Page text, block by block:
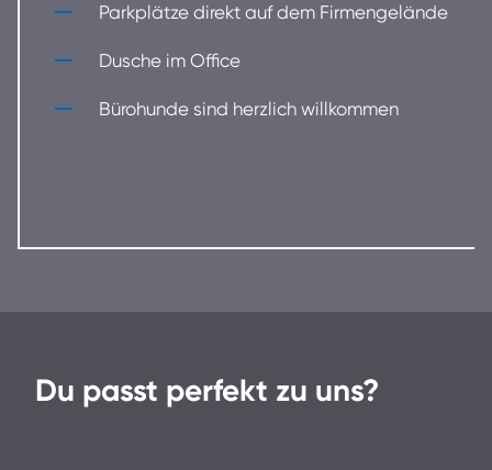
Parkplätze direkt auf dem Firmengelände
Dusche im Office
Bürohunde sind herzlich willkommen
Du passt perfekt zu uns?